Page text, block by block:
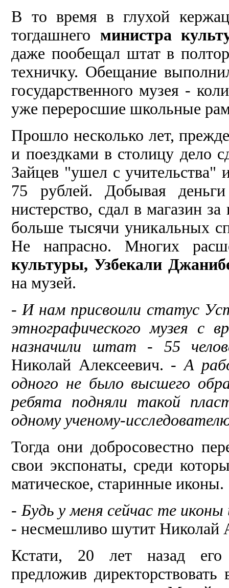
В то время в глухой
тогдашнего министра
даже пообещал штат в
техничку. Обещание
госу­дарственного музея -
уже переросшие школьные
Прошло несколько лет,
и поездками в столицу дело
Зайцев "ушел с учитель­ства"
75 руб­лей. Добывая
нистерство, сдал в магазин
больше тысячи уникальных
Не напрасно. Многих
культуры, Узбекали
на музей.
-И нам присвоили статус
этнографического музея с
назначили штат - 55
Николай Алексеевич. -А
одного не было высшего
ребята подняли такой
одному учено­му-
Тогда они добросовестно
свои экспонаты, сре­ди
матическое, старинные иконы.
-Будь у меня сейчас те
-несмешливо шу­тит Николай
Кстати, 20 лет назад его
предложив